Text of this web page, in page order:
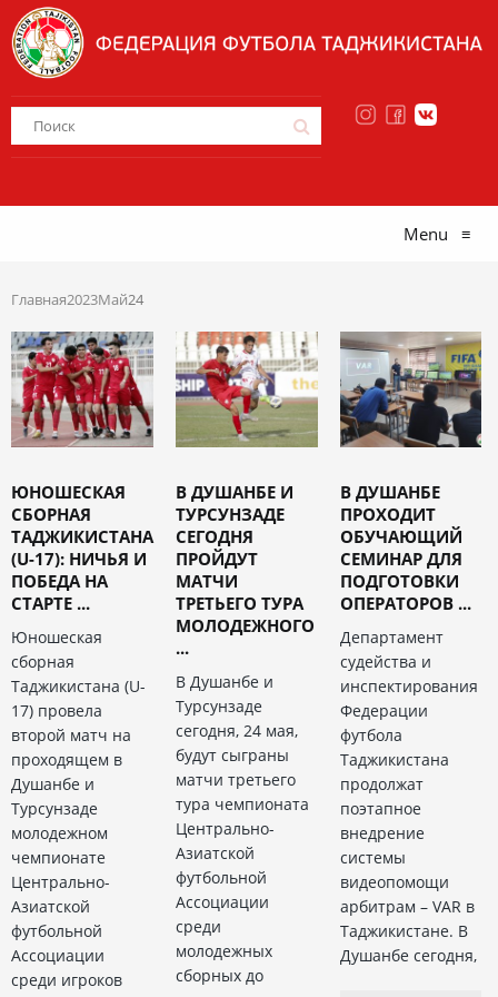
Menu ≡
Главная2023Май24
ЮНОШЕСКАЯ
СБОРНАЯ
ТАДЖИКИСТАНА
(U-17): НИЧЬЯ И
ПОБЕДА НА
СТАРТЕ ...
Юношеская
сборная
Таджикистана (U-
17) провела
второй матч на
проходящем в
Душанбе и
Турсунзаде
молодежном
чемпионате
Центрально-
Азиатской
футбольной
Ассоциации
среди игроков
В ДУШАНБЕ И
ТУРСУНЗАДЕ
СЕГОДНЯ
ПРОЙДУТ
МАТЧИ
ТРЕТЬЕГО ТУРА
МОЛОДЕЖНОГО
...
В Душанбе и
Турсунзаде
сегодня, 24 мая,
будут сыграны
матчи третьего
тура чемпионата
Центрально-
Азиатской
футбольной
Ассоциации
среди
молодежных
сборных до
В ДУШАНБЕ
ПРОХОДИТ
ОБУЧАЮЩИЙ
СЕМИНАР ДЛЯ
ПОДГОТОВКИ
ОПЕРАТОРОВ ...
Департамент
судейства и
инспектирования
Федерации
футбола
Таджикистана
продолжат
поэтапное
внедрение
системы
видеопомощи
арбитрам – VAR в
Таджикистане. В
Душанбе сегодня,